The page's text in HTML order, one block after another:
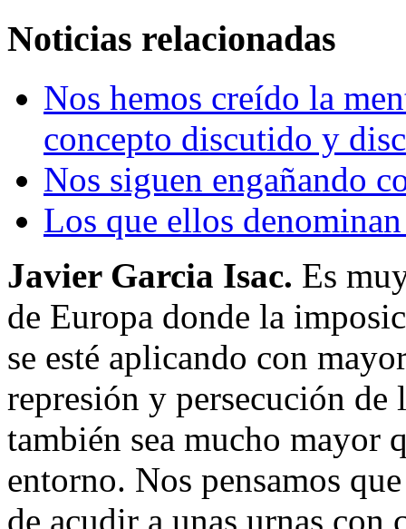
Noticias relacionadas
Nos hemos creído la
concepto discutido y
Nos siguen engañando
Los que ellos
Javier Garcia Isac. Es
de Europa donde la
se esté aplicando con
represión y persecución de
también sea mucho mayor
entorno. Nos pensamos
de acudir a unas urnas con